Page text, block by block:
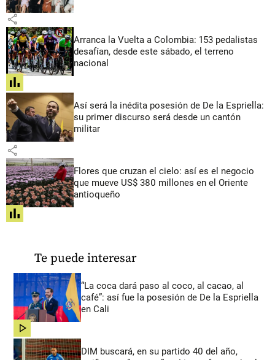
share
Arranca la Vuelta a Colombia: 153 pedalistas
desafían, desde este sábado, el terreno
nacional
share
Así será la inédita posesión de De la Espriella:
su primer discurso será desde un cantón
militar
share
Flores que cruzan el cielo: así es el negocio
que mueve US$ 380 millones en el Oriente
antioqueño
share
Te puede interesar
“La coca dará paso al coco, al cacao, al
café”: así fue la posesión de De la Espriella
en Cali
share
DIM buscará, en su partido 40 del año,